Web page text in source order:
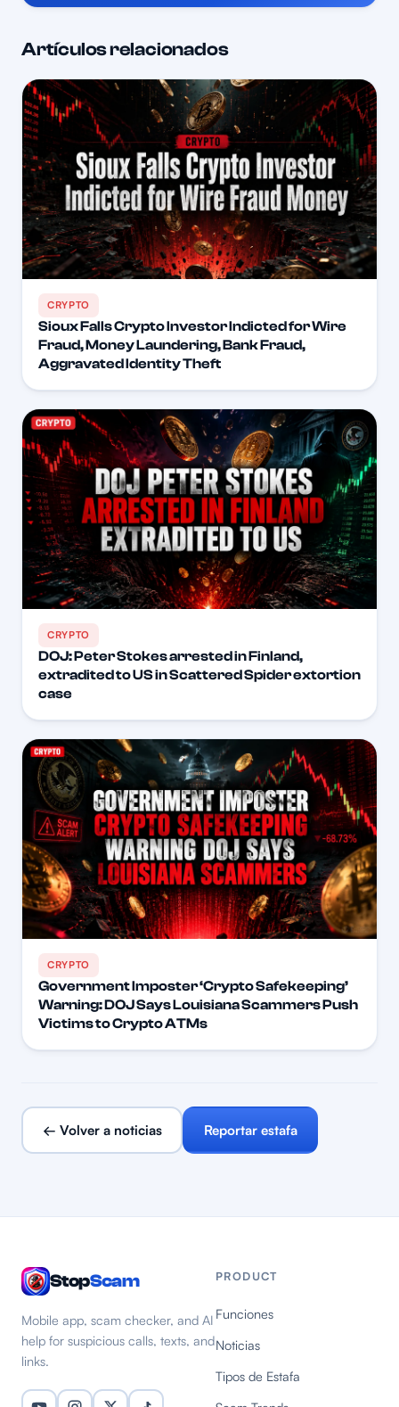
Artículos relacionados
CRYPTO
Sioux Falls Crypto Investor Indicted for Wire
Fraud, Money Laundering, Bank Fraud,
Aggravated Identity Theft
CRYPTO
DOJ: Peter Stokes arrested in Finland,
extradited to US in Scattered Spider extortion
case
CRYPTO
Government Imposter ‘Crypto Safekeeping’
Warning: DOJ Says Louisiana Scammers Push
Victims to Crypto ATMs
← Volver a noticias Reportar estafa
StopScam
Mobile app, scam checker, and AI
help for suspicious calls, texts, and
links.
PRODUCT
Funciones
Noticias
Tipos de Estafa